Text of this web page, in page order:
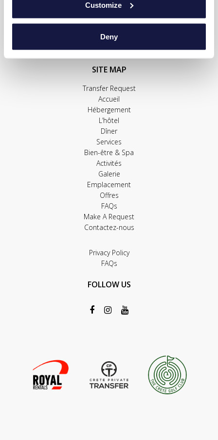
Customize
Deny
SITE MAP
Transfer Request
Accueil
Hébergement
L’hôtel
Dîner
Services
Bien-être & Spa
Activités
Galerie
Emplacement
Offres
FAQs
Make A Request
Contactez-nous
Privacy Policy
FAQs
FOLLOW US